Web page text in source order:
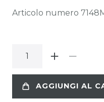
Articolo numero
AGGIUNGI AL